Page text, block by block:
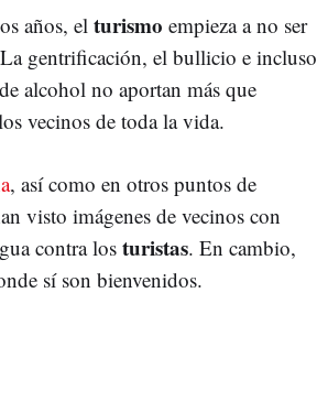
años, el turismo empieza a no ser
gentrificación, el bullicio e incluso
alcohol no aportan más que
vecinos de toda la vida.
, así como en otros puntos de
visto imágenes de vecinos con
contra los turistas. En cambio,
sí son bienvenidos.